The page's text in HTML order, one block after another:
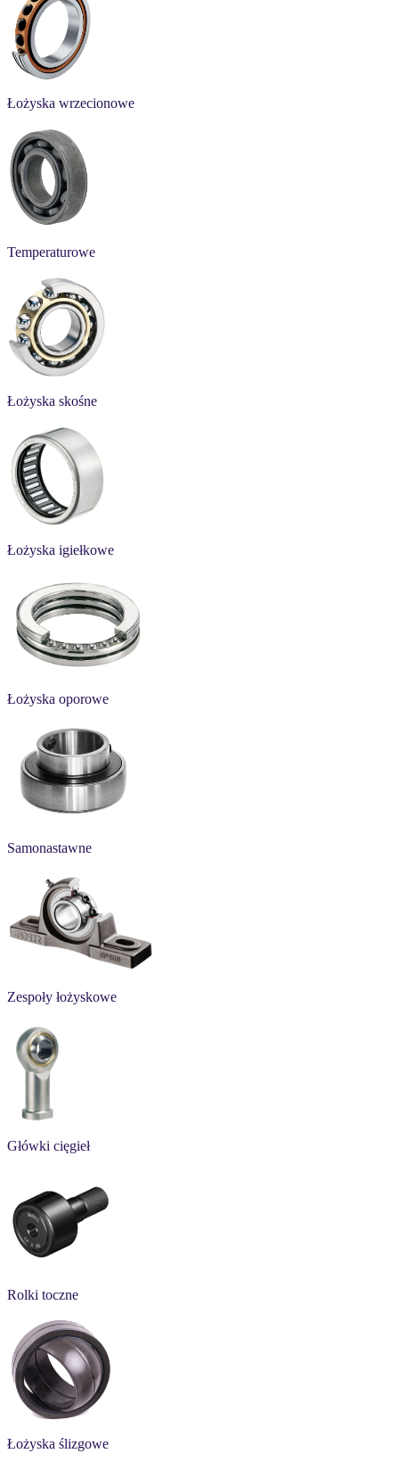
Łożyska wrzecionowe
Temperaturowe
Łożyska skośne
Łożyska igiełkowe
Łożyska oporowe
Samonastawne
Zespoły łożyskowe
Główki cięgieł
Rolki toczne
Łożyska ślizgowe